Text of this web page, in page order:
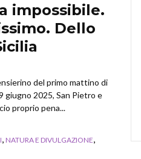
impossibile.
Dello
del primo mattino di
giugno 2025, San Pietro e
proprio pena...
, NATURA E DIVULGAZIONE,